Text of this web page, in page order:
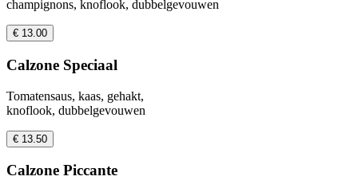
champignons, knoflook, dubbelgevouwen
€ 13.00
Calzone Speciaal
Tomatensaus, kaas, gehakt,
knoflook, dubbelgevouwen
€ 13.50
Calzone Piccante